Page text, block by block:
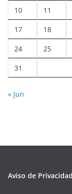
10 11
17 18
24 25
31
« Jun
Aviso de Privacidad